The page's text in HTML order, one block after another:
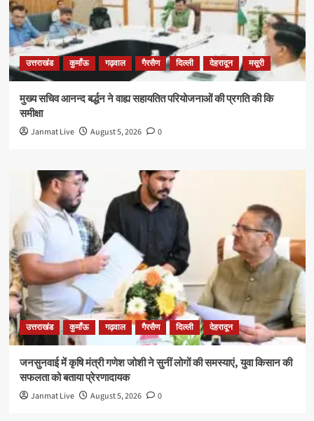
उत्तराखंड कुमाँऊ गढ़वाल गैरसैण दिल्ली देहरादून मसूरी
मुख्य सचिव आनन्द बर्द्धन ने वाह्य सहायतित परियोजनाओं की प्रगति की कि
समीक्षा
Janmat Live August 5, 2026 0
उत्तराखंड कुमाँऊ गढ़वाल गैरसैण दिल्ली देहरादून
जनसुनवाई में कृषि मंत्री गणेश जोशी ने सुनीं लोगों की समस्याएं, युवा किसान की
सफलता को बताया प्रेरणादायक
Janmat Live August 5, 2026 0